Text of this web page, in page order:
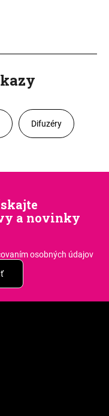
Difuzéry
a novinky
osobných údajov